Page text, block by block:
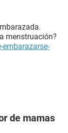
menstruación?
de mamas